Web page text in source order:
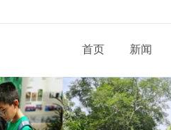
首页 新闻
西园动态
科研进展
园区介绍 现任领导
历任领导 党委和纪委
科研部门
业务机构
研究
实验